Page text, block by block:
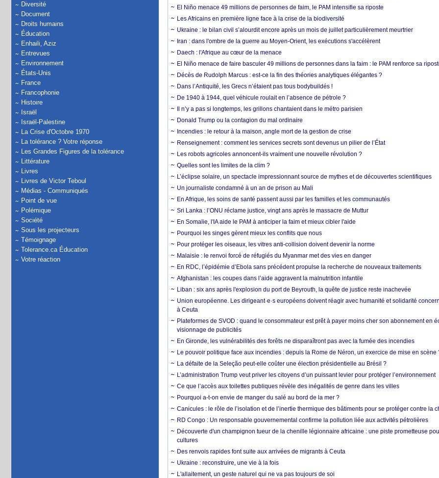
Diversité
Document
Droits humains
Éducation
Enhaili, Aziz
Entrevues
Environnement
États-Unis
France
Francophonie
Histoire
Israël
Israël-Palestine
La Crise d'Octobre 1970
La tolérance ? Votre réponse
Les Grandes Figures de la tolérance
Littérature
Livres
Livres de Victor Teboul
Médias - Communiqués
Point de vue
Polémique
Société
Sous les projecteurs
Témoignage
Tolerance.ca Éducation
Votre réaction
El Niño menace 49 millions de personnes de faim, le PAM intensifie sa riposte
Les Africains en première ligne face à la crise de la biodiversité
Ukraine : le bilan civil s’alourdit encore après un mois de juillet particulièrement meurtrier
Iran : dans l'ombre de la guerre au Moyen-Orient, les exécutions s'accélèrent
Daech : l'Afrique au cœur de la menace
El Niño menace de faire basculer 49 millions de personnes dans la faim : le PAM renforce sa
Décès de Rudolph Marcus : est-ce la fin des théories analytiques élégantes ?
Dans l’Antiquité, les Grecs n’étaient pas tous bodybuildés !
De 1940 à 1944, quel véhicule roulait en l’absence de pétrole ?
Il n’y a pas si longtemps, les grillons chantaient dans le métro parisien
Donald Trump ou la contagion du mal ordinaire
Incendies : le retour à la maison, angle mort de la gestion de crise
Renseignement : comment les services secrets sont devenus un pilier de l’État
Les robots agricoles annoncent-ils vraiment une nouvelle révolution ?
Quelles sont les limites de la clim ?
L’éclipse solaire, un spectacle impressionnant source de mythes et de découvertes scientifiques
Un journaliste condamné à un an de prison au Mali
En Afrique, les soins de santé passent aussi par les familles et les communautés
Sri Lanka : l’ONU réclame justice, vingt ans après le massacre de Muttur
En Somalie, l'IA aide le PAM à anticiper la faim et mieux cibler l'aide
Pourquoi les singes gèrent mieux les conflits que nous
Pour protéger les oiseaux, les vitres anti-collision doivent devenir la norme
Malaisie : le renvoi forcé de réfugiés du Myanmar met des vies en danger
En RDC, l’épidémie d’Ebola sans précédent propulse la recherche de nouveaux traitements
Afghanistan : les coupes dans l’aide aggravent la malnutrition infantile
Liban : six ans après l'explosion du port de Beyrouth, la quête de justice reste inachevée
Union européenne. Les dirigeant·e·s européens doivent réagir avec humanité et solidarité
à Ceuta
Plateformes de SVOD : quand le consommateur est prêt à payer moins cher son abonnement en
visionnage de publicités
En Gironde, les vulnérabilités des forêts ne disparaîtront pas avec la fumée des incendies
Le pouvoir politique face aux incendies : depuis la Rome de Néron, un exercice de mise en scène
La défaite de la Seleção peut-elle coûter une élection présidentielle au Brésil ?
L’administration Trump veut priver les citoyens d’un puissant levier pour protéger l’environnement
Ce que l’accès aux toilettes publiques révèle des inégalités de genre dans les villes
Pourquoi a-t-on envie de manger du salé au bord de la mer ?
Canicules : le rôle de l’isolation et de l’inertie thermique des bâtiments pour se protéger contre la
RD Congo : Un responsable gouvernemental confirme la pollution liée aux activités pétrolières
Découverte d'un champignon tueur de la chenille légionnaire africaine : une piste prometteuse
cultures
Des renvois rapides font suite aux arrivées de migrants à Ceuta
Ukraine : reconstruire, une vie à la fois
L'allaitement, un geste naturel qui ne va pas toujours de soi